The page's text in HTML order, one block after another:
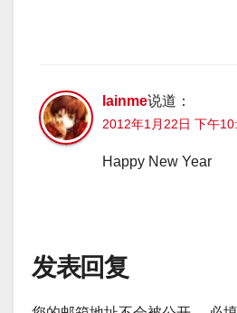
lainme说道：
2012年1月22日 下午
Happy New Year
发表回复